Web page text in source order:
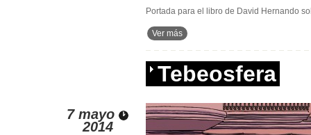
Portada para el libro de David Hernando
Ver más
Tebeosfera
7 mayo
2014